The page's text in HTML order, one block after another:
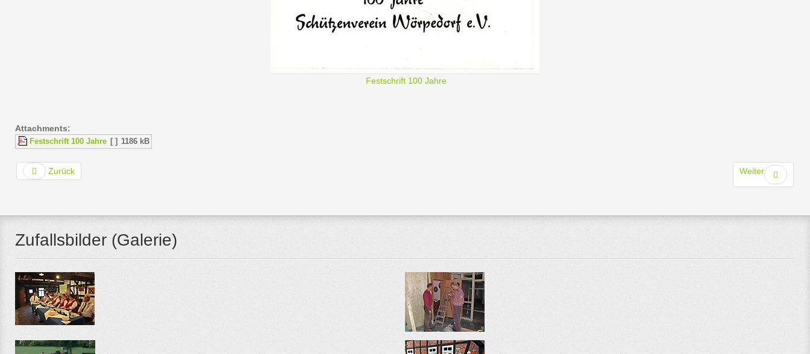
Festschrift 100 Jahre
Attachments:
Festschrift 100 Jahre [ ] 1186 kB
Zurück Weiter
Zufallsbilder (Galerie)